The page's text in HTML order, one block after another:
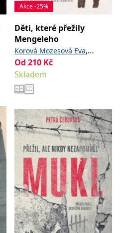
Akce -25%
Děti, které přežily
Mengeleho
Korová Mozesová Eva,
Buccieriová Rojanyová Lisa
Od 210 Kč
Skladem